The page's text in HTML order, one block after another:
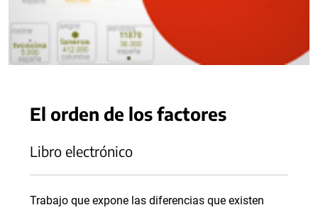
El orden de los factores
Libro electrónico
Trabajo que expone las diferencias que existen